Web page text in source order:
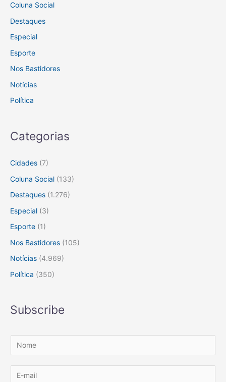
Coluna Social
Destaques
Especial
Esporte
Nos Bastidores
Notícias
Política
Categorias
Cidades (7)
Coluna Social (133)
Destaques (1.276)
Especial (3)
Esporte (1)
Nos Bastidores (105)
Notícias (4.969)
Política (350)
Subscribe
o